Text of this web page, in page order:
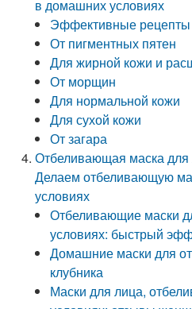
в домашних условиях
Эффективные
От пигментных пятен
Для жирной кожи и
От морщин
Для нормальной кожи
Для сухой кожи
От загара
Отбеливающая маска для
Делаем отбеливающую
условиях
Отбеливающие маски
условиях: быстрый
Домашние маски для
клубника
Маски для лица,